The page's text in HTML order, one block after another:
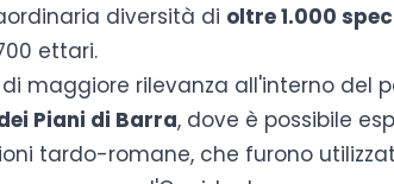
diversità di oltre 1.000
ettari.
maggiore rilevanza all'interno del
Piani di Barra, dove è possibile
tardo-romane, che furono